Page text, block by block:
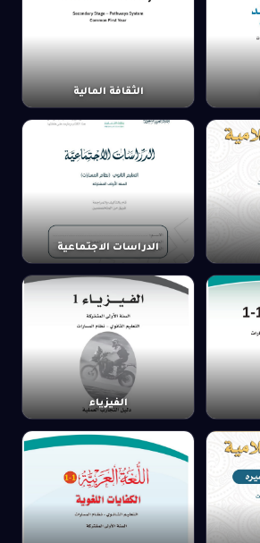
الثقافة المالية
الدراسات الاجتماعية
الفيزياء